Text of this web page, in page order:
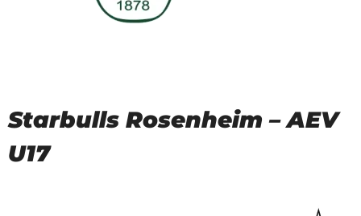
Starbulls Rosenheim – AEV
U17